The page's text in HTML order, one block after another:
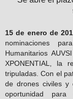
15 de enero de
nominaciones
Humanitarios
XPONENTIAL, la
tripuladas. Con el
de drones civiles y
oportunidad